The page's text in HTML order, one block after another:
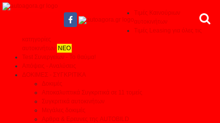
Τιμές Καινούριων
αυτοκινήτων
Τιμές Leasing για όλες τις
κατηγορίες
αυτοκινήτων ΝΕΟ
Test Συνεργείων - Το θαύμα!
Απόψεις - Αναλύσεις
ΔΟΚΙΜΕΣ - ΣΥΓΚΡΙΤΙΚΑ
Δοκιμές
Αποκαλυπτικά Συγκριτικά σε 11 τομείς
Συγκριτικά αυτοκινήτων
Μεγάλες δοκιμές
Αρθρα & Ερευνες της AUTOBILD